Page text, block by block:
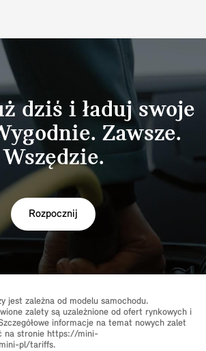
dziś i ładuj swoje
Zawsze.
Wszędzie.
Rozpocznij
jest zależna od modelu samochodu.
zalety są uzależnione od ofert rynkowych i
informacje na temat nowych zalet
na stronie https://mini-
pl/tariffs.